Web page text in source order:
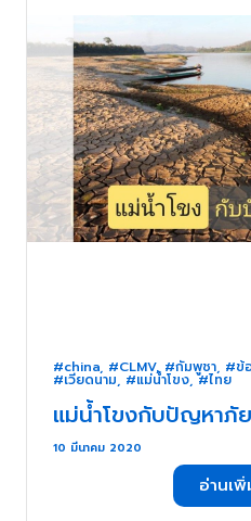
#china, #CLMV, #กัมพูชา, #ข้
#เวียดนาม, #แม่น้ำโขง,#ไทย
แม่น้ำโขงกับปัญหาภั
10 มีนาคม 2020
อ่านเ